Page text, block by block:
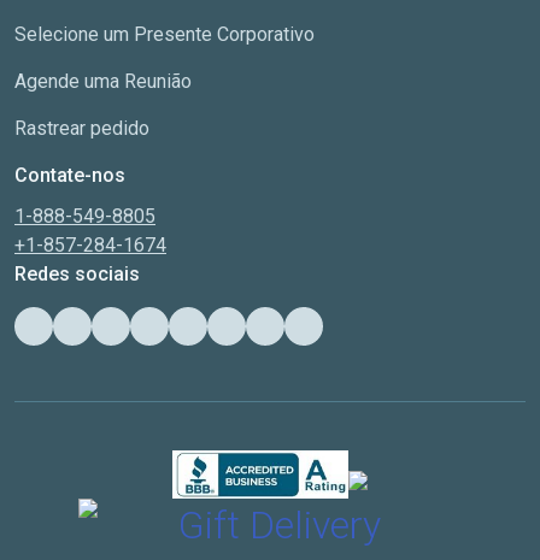
Selecione um Presente Corporativo
Agende uma Reunião
Rastrear pedido
Contate-nos
1-888-549-8805
+1-857-284-1674
Redes sociais